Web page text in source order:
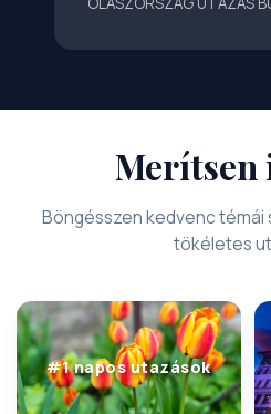
Merítsen
tökéletes
#1 napos utazások